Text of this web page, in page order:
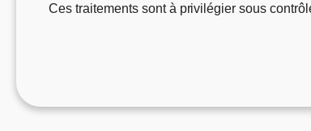
Ces traitements sont à privilégier sous